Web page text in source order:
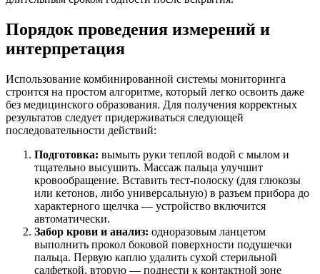
Порядок проведения измерений и
интерпретация
Использование комбинированной системы мониторинга
строится на простом алгоритме, который легко освоить даже
без медицинского образования. Для получения корректных
результатов следует придерживаться следующей
последовательности действий:
Подготовка: вымыть руки теплой водой с мылом и
тщательно высушить. Массаж пальца улучшит
кровообращение. Вставить тест-полоску (для глюкозы
или кетонов, либо универсальную) в разъем прибора до
характерного щелчка — устройство включится
автоматически.
Забор крови и анализ: одноразовым ланцетом
выполнить прокол боковой поверхности подушечки
пальца. Первую каплю удалить сухой стерильной
салфеткой, вторую — поднести к контактной зоне